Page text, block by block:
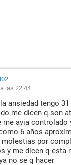
las 22:44
ansiedad tengo
me dicen q son
me avia controlado
6 años
molestias por
y me dicen q esta
no se q hacer